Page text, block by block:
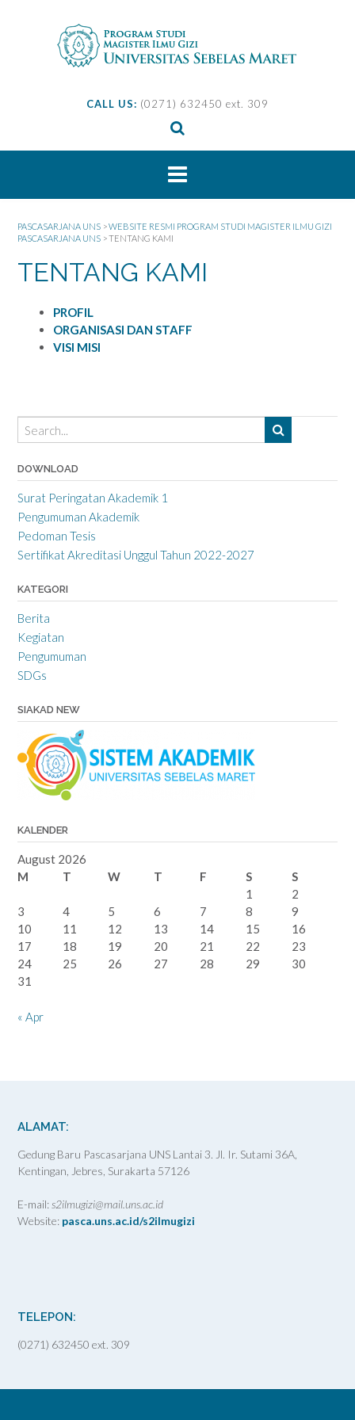
CALL US: (0271) 632450 ext. 309
PASCASARJANA UNS >WEBSITE RESMI PROGRAM STUDI MAGISTER ILMU GIZI
PASCASARJANA UNS >TENTANG KAMI
TENTANG KAMI
PROFIL
ORGANISASI DAN STAFF
VISI MISI
DOWNLOAD
Surat Peringatan Akademik 1
Pengumuman Akademik
Pedoman Tesis
Sertifikat Akreditasi Unggul Tahun 2022-2027
KATEGORI
Berita
Kegiatan
Pengumuman
SDGs
SIAKAD NEW
KALENDER
August 2026
M
T W T F S
S
1
2
3
4 5 6 7 8
9
10
11 12 13 14 15
16
17
18 19 20 21 22
23
24
25 26 27 28 29
30
31
« Apr
ALAMAT:
Gedung Baru Pascasarjana UNS Lantai 3. Jl. Ir. Sutami 36A,
Kentingan, Jebres, Surakarta 57126
E-mail: s2ilmugizi@mail.uns.ac.id
Website: pasca.uns.ac.id/s2ilmugizi
TELEPON:
(0271) 632450 ext. 309